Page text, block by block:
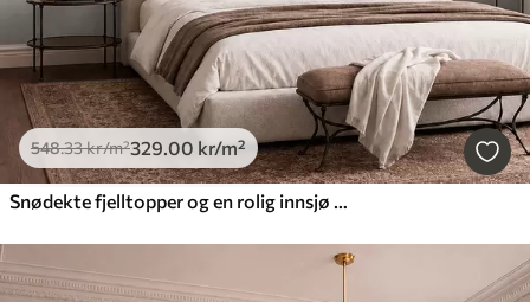
548.33kr/m²329.00 kr/m²
Snødekte fjelltopper og en rolig innsjø med et speilblankt vannspeil